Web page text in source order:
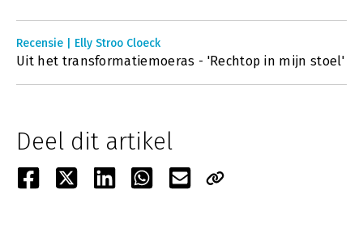
Recensie | Elly Stroo Cloeck
Uit het transformatiemoeras - 'Rechtop in mijn stoel'
Deel dit artikel